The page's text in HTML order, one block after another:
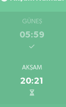
GÜNEŞ
05:59
AKŞAM
20:21